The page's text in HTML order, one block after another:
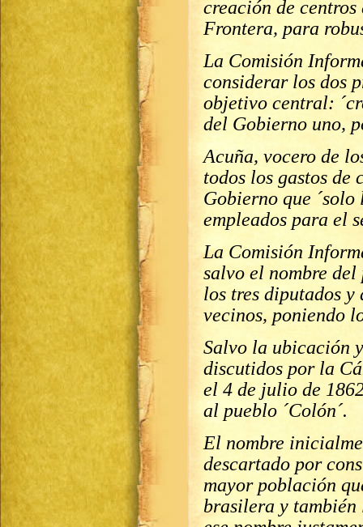
creación de
Frontera, para
La Comisión
considerar los dos
objetivo central:
del Gobierno uno,
Acuña, vocero de
todos los gastos de
Gobierno que
empleados para el
La Comisión
salvo el nombre
los tres diputados y
vecinos, poniendo
Salvo la ubicación
discutidos por la
el 4 de julio de
al pueblo ´Colón´.
El nombre
descartado por
mayor población
brasilera y también